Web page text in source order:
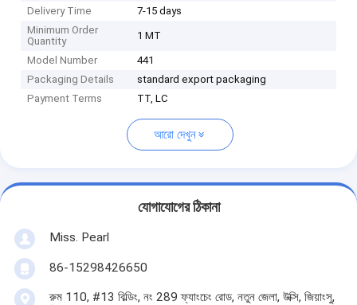
Delivery Time
7-15 days
Minimum Order
Quantity
1 MT
Model Number
441
Packaging Details
standard export packaging
Payment Terms
TT, LC
আরো দেখুন
যোগাযোগের ঠিকানা
Miss. Pearl
86-15298426650
রুম 110, #13 বিল্ডিং, নং 289 ফ্যাংচেং রোড, নতুন জেলা, উক্সি, জিয়াংসু,